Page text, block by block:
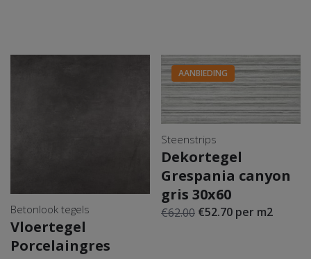
verpakking
Prijs per m2 € 96.50
Betonlook tegels
Vloertegel
Porcelaingres
AANBIEDING
Steenstrips
Dekortegel
Grespania canyon
gris 30x60
€62.00 €52.70 per m2